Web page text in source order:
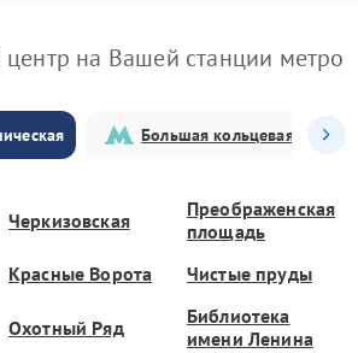
на Вашей станции метро
Большая кольцевая
Черкизовская
Преображенская
площадь
Красные Ворота Чистые пруды
Охотный Ряд
Библиотека
имени Ленина